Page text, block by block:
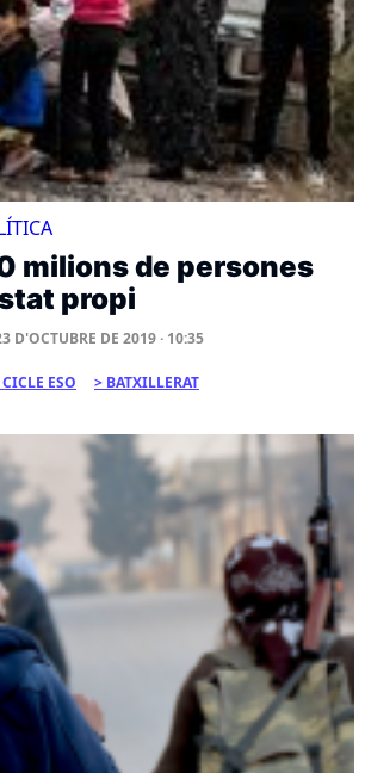
milions de persones
propi
D'OCTUBRE DE 2019 · 10:35
ESO BATXILLERAT